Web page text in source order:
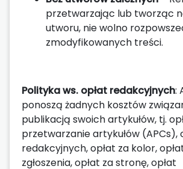
przetwarzając lub tworząc
utworu, nie wolno
zmodyfikowanych treści.
Polityka ws. opłat redakcyjnych:
ponoszą żadnych kosztów
publikacją swoich artykułów, tj.
przetwarzanie artykułów (APCs),
redakcyjnych, opłat za kolor,
zgłoszenia, opłat za stronę, opłat